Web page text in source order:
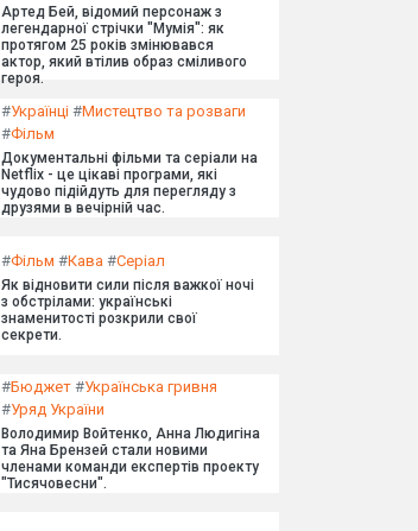
Артед Бей, відомий персонаж з
легендарної стрічки "Мумія": як
протягом 25 років змінювався
актор, який втілив образ сміливого
героя.
#Українці #Мистецтво та розваги
#Фільм
Документальні фільми та серіали на
Netflix - це цікаві програми, які
чудово підійдуть для перегляду з
друзями в вечірній час.
#Фільм #Кава #Серіал
Як відновити сили після важкої ночі
з обстрілами: українські
знаменитості розкрили свої
секрети.
#Бюджет #Українська гривня
#Уряд України
Володимир Войтенко, Анна Людигіна
та Яна Брензей стали новими
членами команди експертів проекту
"Тисячовесни".